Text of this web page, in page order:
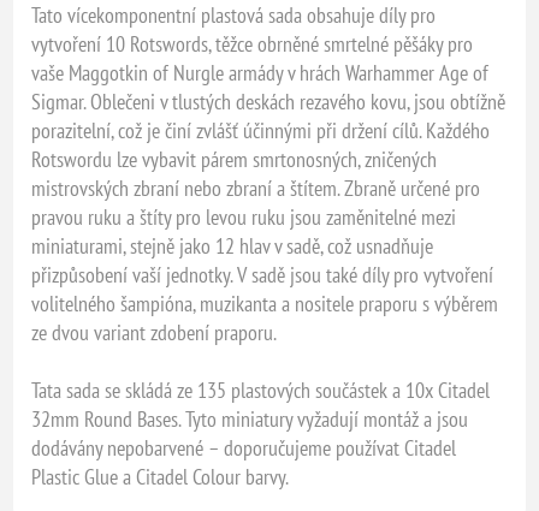
Tato vícekomponentní plastová sada obsahuje díly pro
vytvoření 10 Rotswords, těžce obrněné smrtelné pěšáky pro
vaše Maggotkin of Nurgle armády v hrách Warhammer Age of
Sigmar. Oblečeni v tlustých deskách rezavého kovu, jsou obtížně
porazitelní, což je činí zvlášť účinnými při držení cílů. Každého
Rotswordu lze vybavit párem smrtonosných, zničených
mistrovských zbraní nebo zbraní a štítem. Zbraně určené pro
pravou ruku a štíty pro levou ruku jsou zaměnitelné mezi
miniaturami, stejně jako 12 hlav v sadě, což usnadňuje
přizpůsobení vaší jednotky. V sadě jsou také díly pro vytvoření
volitelného šampióna, muzikanta a nositele praporu s výběrem
ze dvou variant zdobení praporu.
Tata sada se skládá ze 135 plastových součástek a 10x Citadel
32mm Round Bases. Tyto miniatury vyžadují montáž a jsou
dodávány nepobarvené – doporučujeme používat Citadel
Plastic Glue a Citadel Colour barvy.